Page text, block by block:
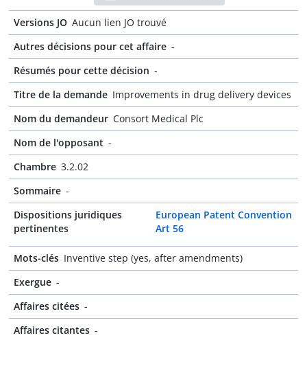
Versions JO Aucun lien JO trouvé
Autres décisions pour cet affaire -
Résumés pour cette décision -
Titre de la demande Improvements in drug delivery devices
Nom du demandeur Consort Medical Plc
Nom de l'opposant -
Chambre 3.2.02
Sommaire -
Dispositions juridiques
pertinentes
European Patent Convention
Art 56
Mots-clés Inventive step (yes, after amendments)
Exergue -
Affaires citées -
Affaires citantes -